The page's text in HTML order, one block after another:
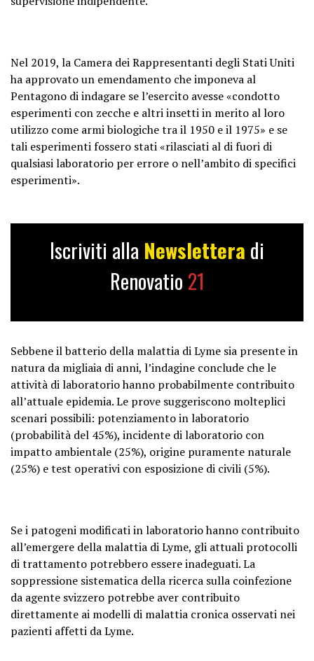
Nel 2019, la Camera dei Rappresentanti degli Stati Uniti
ha approvato un emendamento che imponeva al
Pentagono di indagare se l’esercito avesse «condotto
esperimenti con zecche e altri insetti in merito al loro
utilizzo come armi biologiche tra il 1950 e il 1975» e se
tali esperimenti fossero stati «rilasciati al di fuori di
qualsiasi laboratorio per errore o nell’ambito di specifici
esperimenti».
Iscriviti alla Newslettera di
Renovatio 21
Sebbene il batterio della malattia di Lyme sia presente in
natura da migliaia di anni, l’indagine conclude che le
attività di laboratorio hanno probabilmente contribuito
all’attuale epidemia. Le prove suggeriscono molteplici
scenari possibili: potenziamento in laboratorio
(probabilità del 45%), incidente di laboratorio con
impatto ambientale (25%), origine puramente naturale
(25%) e test operativi con esposizione di civili (5%).
Se i patogeni modificati in laboratorio hanno contribuito
all’emergere della malattia di Lyme, gli attuali protocolli
di trattamento potrebbero essere inadeguati. La
soppressione sistematica della ricerca sulla coinfezione
da agente svizzero potrebbe aver contribuito
direttamente ai modelli di malattia cronica osservati nei
pazienti affetti da Lyme.